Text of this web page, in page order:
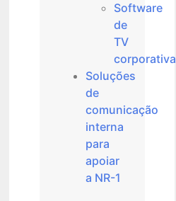
Software
de
TV
corporativa
Soluções
de
comunicação
interna
para
apoiar
a NR-1